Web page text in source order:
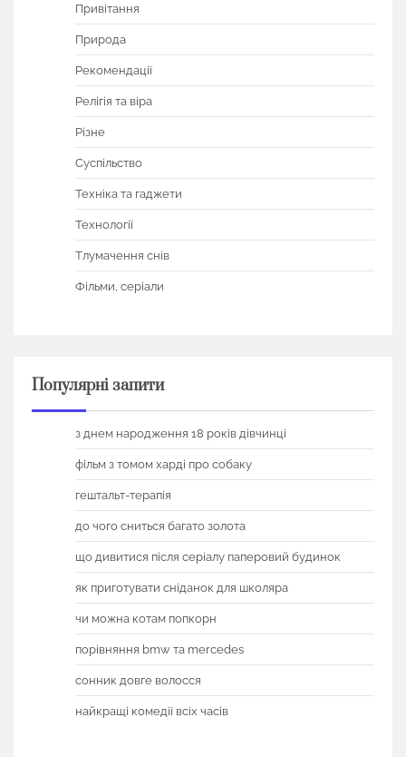
Привітання
Природа
Рекомендації
Релігія та віра
Різне
Суспільство
Техніка та гаджети
Технології
Тлумачення снів
Фільми, серіали
Популярні запити
з днем народження 18 років дівчинці
фільм з томом харді про собаку
гештальт-терапія
до чого сниться багато золота
що дивитися після серіалу паперовий будинок
як приготувати сніданок для школяра
чи можна котам попкорн
порівняння bmw та mercedes
сонник довге волосся
найкращі комедії всіх часів